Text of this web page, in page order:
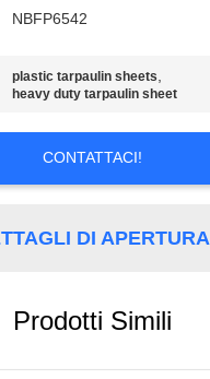
NBFP6542
plastic tarpaulin sheets,
heavy duty tarpaulin sheet
CONTATTACI!
DI APERTURA
Prodotti Simili